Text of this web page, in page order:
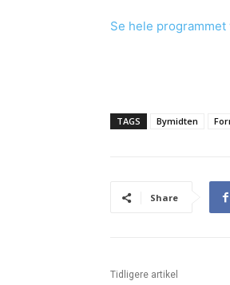
Se hele
TAGS Bymidten
Share
Tidligere artikel